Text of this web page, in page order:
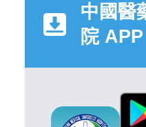
中國醫
院 APP